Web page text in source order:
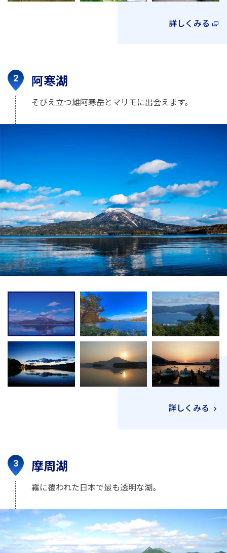
詳しくみる
阿寒湖
そびえ立つ雄阿寒岳とマリモに出会えます。
詳しくみる
摩周湖
霧に覆われた日本で最も透明な湖。